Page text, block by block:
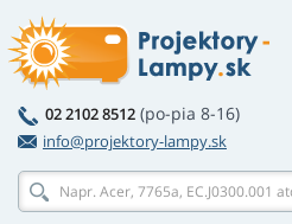
02 2102 8512 (po-pia 8-16)
info@projektory-lampy.sk